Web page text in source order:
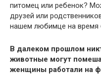
питомец или ребенок?
друзей или
нашем любимце на время
В далеком прошлом
животные могут
женщины работали на